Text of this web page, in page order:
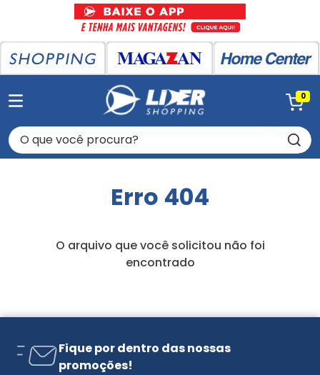
0
O que você procura?
Erro 404
O arquivo que você solicitou não foi
encontrado
Fique por dentro das nossas
promoções!